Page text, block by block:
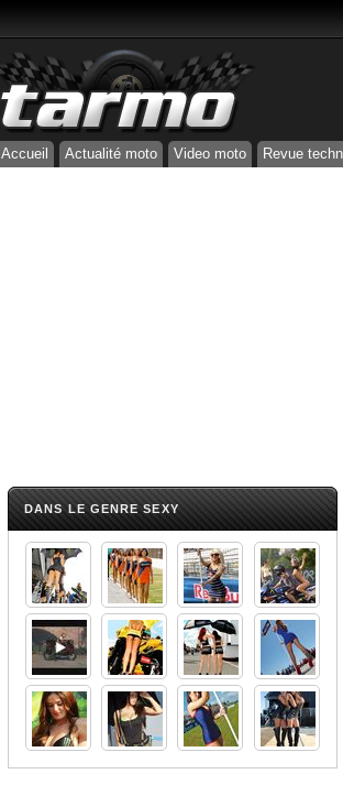
Accueil Actualité moto Video moto Revue
DANS LE GENRE SEXY